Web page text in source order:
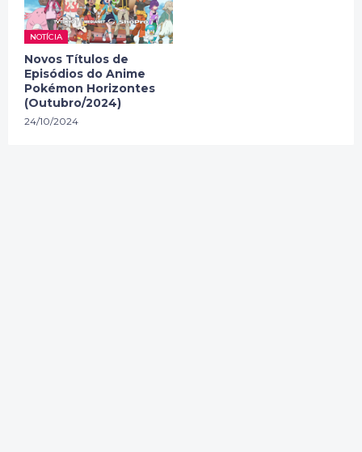
NOTÍCIA
Novos Títulos de
Episódios do Anime
Pokémon Horizontes
(Outubro/2024)
24/10/2024